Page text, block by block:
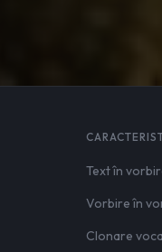
Text în
Vorbire în
Clonare